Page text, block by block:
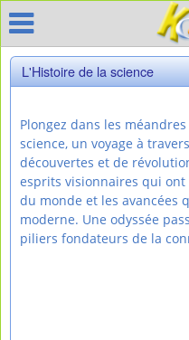
L'Histoire de la science
Plongez dans les
science, un voyage à
découvertes et de
esprits visionnaires qui
du monde et les avancées
moderne. Une odyssée
piliers fondateurs de la